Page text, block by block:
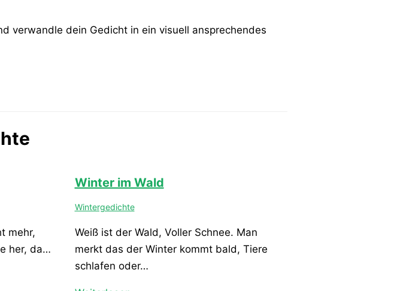
verwandle dein Gedicht in ein visuell ansprechendes
mehr,
her, da…
Winter im Wald
Wintergedichte
Weiß ist der Wald, Voller Schnee. Man
merkt das der Winter kommt bald, Tiere
schlafen oder…